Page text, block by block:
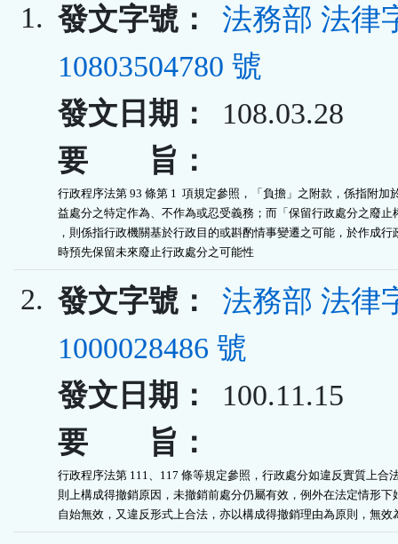
1. 發文字號：
法務部 法律
10803504780 號
發文日期：
108.03.28
要 旨：
行政程序法第 93 條第 1  項規定參照，「負擔」之附款，係指附加
益處分之特定作為、不作為或忍受義務；而「保留行政處分之廢止
，則係指行政機關基於行政目的或斟酌情事變遷之可能，於作成行
時預先保留未來廢止行政處分之可能性
2. 發文字號：
法務部 法律
1000028486 號
發文日期：
100.11.15
要 旨：
行政程序法第 111、117 條等規定參照，行政處分如違反實質上合
則上構成得撤銷原因，未撤銷前處分仍屬有效，例外在法定情形下
自始無效，又違反形式上合法，亦以構成得撤銷理由為原則，無效